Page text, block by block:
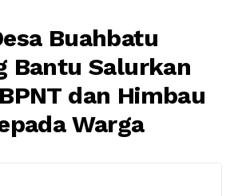
Buahbatu
Bantu Salurkan
dan Himbau
Warga